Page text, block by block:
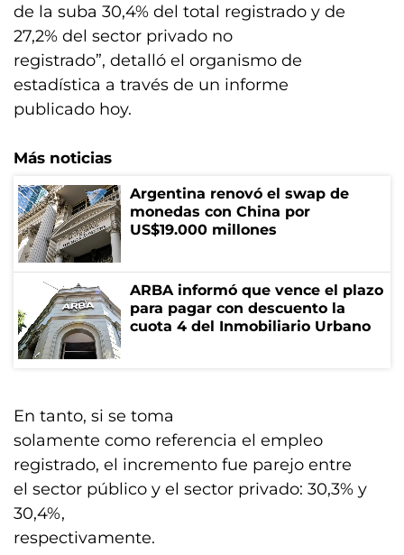
de la suba 30,4% del total registrado y de
27,2% del sector privado no
registrado”, detalló el organismo de
estadística a través de un informe
publicado hoy.
Más noticias
Argentina renovó el swap de
monedas con China por
US$19.000 millones
ARBA informó que vence el plazo
para pagar con descuento la
cuota 4 del Inmobiliario Urbano
En tanto, si se toma
solamente como referencia el empleo
registrado, el incremento fue parejo entre
el sector público y el sector privado: 30,3% y
30,4%,
respectivamente.